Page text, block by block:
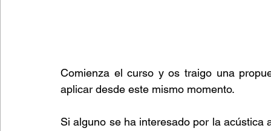
Comienza el curso y os traigo una
aplicar desde este mismo momento.
Si alguno se ha interesado por la acústica